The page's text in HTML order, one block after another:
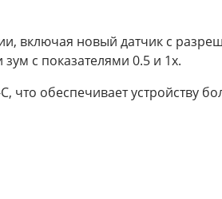
включая новый датчик с
с показателями 0.5 и 1x.
обеспечивает устройству